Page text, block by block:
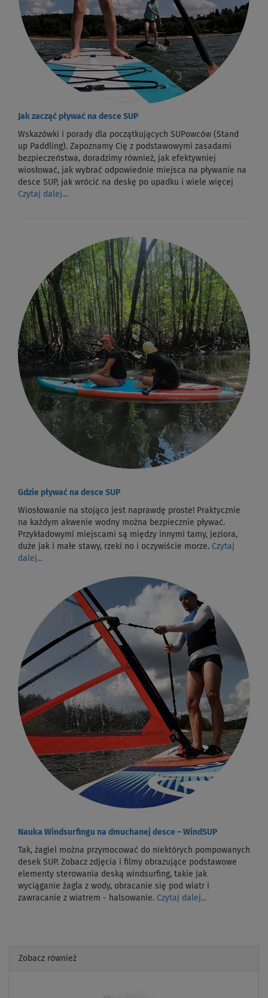
Jak zacząć pływać na desce SUP
Wskazówki i porady dla początkujących SUPowców (Stand
up Paddling). Zapoznamy Cię z podstawowymi zasadami
bezpieczeństwa, doradzimy również, jak efektywniej
wiosłować, jak wybrać odpowiednie miejsca na pływanie na
desce SUP, jak wrócić na deskę po upadku i wiele więcej
Czytaj dalej...
Gdzie pływać na desce SUP
Wiosłowanie na stojąco jest naprawdę proste! Praktycznie
na każdym akwenie wodny można bezpiecznie pływać.
Przykładowymi miejscami są między innymi tamy, jeziora,
duże jak i małe stawy, rzeki no i oczywiście morze. Czytaj
dalej...
Nauka Windsurfingu na dmuchanej desce – WindSUP
Tak, żagiel można przymocować do niektórych pompowanych
desek SUP. Zobacz zdjęcia i filmy obrazujące podstawowe
elementy sterowania deską windsurfing, takie jak
wyciąganie żagla z wody, obracanie się pod wiatr i
zawracanie z wiatrem - halsowanie. Czytaj dalej...
Zobacz również